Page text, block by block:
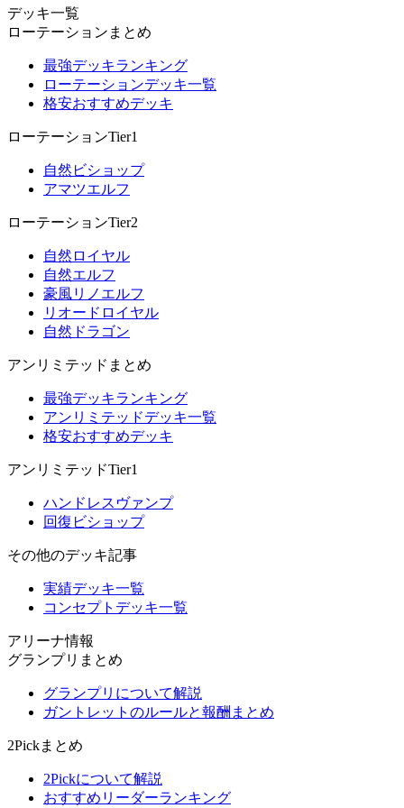
デッキ一覧
ローテーションまとめ
最強デッキランキング
ローテーションデッキ一覧
格安おすすめデッキ
ローテーションTier1
自然ビショップ
アマツエルフ
ローテーションTier2
自然ロイヤル
自然エルフ
豪風リノエルフ
リオードロイヤル
自然ドラゴン
アンリミテッドまとめ
最強デッキランキング
アンリミテッドデッキ一覧
格安おすすめデッキ
アンリミテッドTier1
ハンドレスヴァンプ
回復ビショップ
その他のデッキ記事
実績デッキ一覧
コンセプトデッキ一覧
アリーナ情報
グランプリまとめ
グランプリについて解説
ガントレットのルールと報酬まとめ
2Pickまとめ
2Pickについて解説
おすすめリーダーランキング